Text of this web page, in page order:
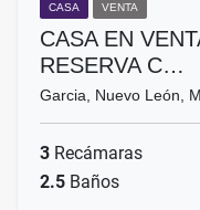
CASA VENTA
CASA EN
RESERVA C…
Garcia, Nuevo León,
3 Recámaras
2.5 Baños